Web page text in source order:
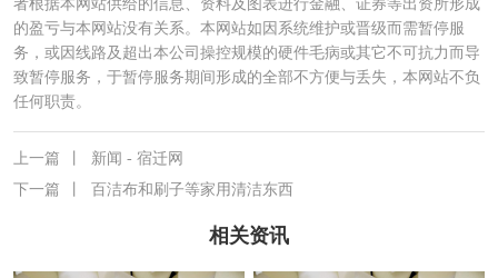
者根据本网站供给的信息、资料及图表进行金融、证券等出资所形成
的盈亏与本网站没有关系。本网站如因系统维护或晋级而需暂停服
务，或因线路及超出本公司操控规模的硬件毛病或其它不可抗力而导
致暂停服务，于暂停服务期间形成的全部不方便与丢失，本网站不负
任何职责。
上一篇
新闻 - 宿迁网
下一篇
百洁布和刷子等家用清洁东西
相关资讯